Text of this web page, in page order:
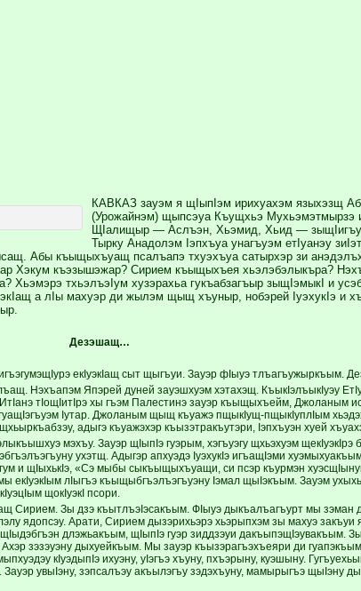
КАВКАЗ зауэм я щIыпIэм ирихуахэм языхэзщ
(Урожайнэм) щыпсэуа Къущхьэ Мухьэмэтмырзэ и
ЩIалищыр — Аслъэн, Хьэмид, Хьид —
Тырку Анадолэм Iэпхъуа унагъуэм етIуанэу
Абы къыщыхъуащ псалъапэ тхуэхъуа сатырхэр зи
Хэкум къэзышэжар? Сирием къыщыхъея хьэлэбэлыкъра?
Хьэмэрэ тхьэлъэIум хузэрахьа гукъабзагъыр зыщIэмыкI и
а лIы махуэр ди жылэм щыщ хъуныр, нобэрей IуэхукIэ и
Дезэшащ…
екIуэ­кIащ сыт щыгъуи. Зауэр фIыуэ тлъагъу­жыркъым.
Нэхъапэм Япэрей дуней зауэшхуэм хэтахэщ. КъыкIэлъыкIуэу
тIощIитIрэ хы гъэм Палестинэ зауэр къыщыхъейм, Джоланым
Iутар. Джоланым щыщ къуажэ пщыкIущ-пщыкIу­плIым
адыгэ къуажэхэр къызэтракъутэри, Iэпхъуэн хуей
мэхъу. За­уэр щIыпIэ гуэрым, хэгъуэгу щхьэхуэм щекIуэкIрэ
ухэтщ. Адыгэр апхуэдэ IуэхукIэ игъащIэми
и щIыхькIэ, «Сэ мыбы сыкъыщыхъуащи, си псэр къурмэн
екIуэкIым лIыгъэ къыщыбгъэлъэгъуэну Iэмал щыIэкъым. Зауэм
щокIуэкI псори.
Сирием. Зы дзэ къыт­лъэIэсакъым. ФIыуэ дыкъалъагъурт мы зэман
ядопсэу. Арати, Сирием дызэрихьэрэ хьэрыпхэм зы махуэ закъуи
длэжьакъым, щIы­пIэ гуэр зиддзэуи дакъыпэщIэувакъым.
зэзэуэну дыхуейкъым. Мы зауэр къызэрагъэхъеяри ди гуапэкъым,
кIуэдыпIэ ихуэну, уIэгъэ хъуну, пхъэрыну, куэшыну.
увыIэну, зэпсалъэу акъылэгъу зэдэхъуну, мамырыгъэ щыIэну